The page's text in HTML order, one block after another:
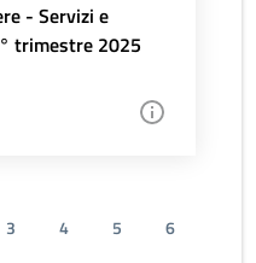
- Servizi e
trimestre 2025
3 4 5
6